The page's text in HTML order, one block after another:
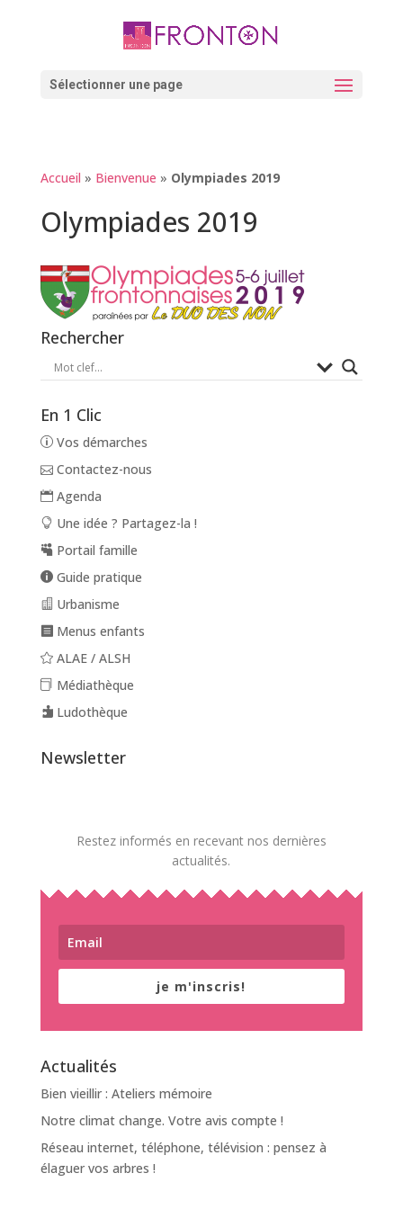
Sélectionner une page
Accueil » Bienvenue » Olympiades 2019
Olympiades 2019
Rechercher
En 1 Clic
Vos démarches
Contactez-nous
Agenda
Une idée ? Partagez-la !
Portail famille
Guide pratique
Urbanisme
Menus enfants
ALAE / ALSH
Médiathèque
Ludothèque
Newsletter
Restez informés en recevant nos dernières
actualités.
je m'inscris!
Actualités
Bien vieillir : Ateliers mémoire
Notre climat change. Votre avis compte !
Réseau internet, téléphone, télévision : pensez à
élaguer vos arbres !